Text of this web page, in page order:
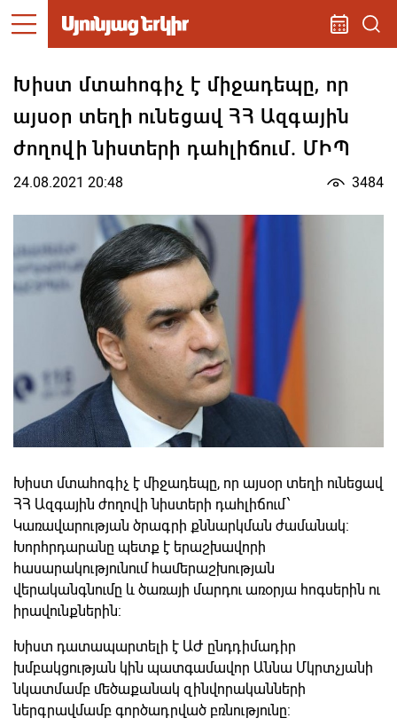
Խիստ մտահոգիչ է միջադեպը, որ
այսօր տեղի ունեցավ ՀՀ Ազգային
ժողովի նիստերի դահլիճում. ՄԻՊ
24.08.2021 20:48 3484
Խիստ մտահոգիչ է միջադեպը, որ այսօր տեղի ունեցավ
ՀՀ Ազգային ժողովի նիստերի դահլիճում՝
Կառավարության ծրագրի քննարկման ժամանակ:
Խորհրդարանը պետք է երաշխավորի
հասարակությունում համերաշխության
վերականգնումը և ծառայի մարդու առօրյա հոգսերին ու
իրավունքներին:
Խիստ դատապարտելի է ԱԺ ընդդիմադիր
խմբակցության կին պատգամավոր Աննա Մկրտչյանի
նկատմամբ մեծաքանակ զինվորականների
ներգրավմամբ գործադրված բռնությունը: